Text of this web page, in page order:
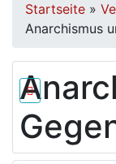
Startseite »
Anarchismus